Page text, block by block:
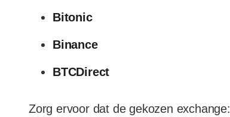
Bitonic
Binance
BTCDirect
Zorg ervoor dat de gekozen exchange: